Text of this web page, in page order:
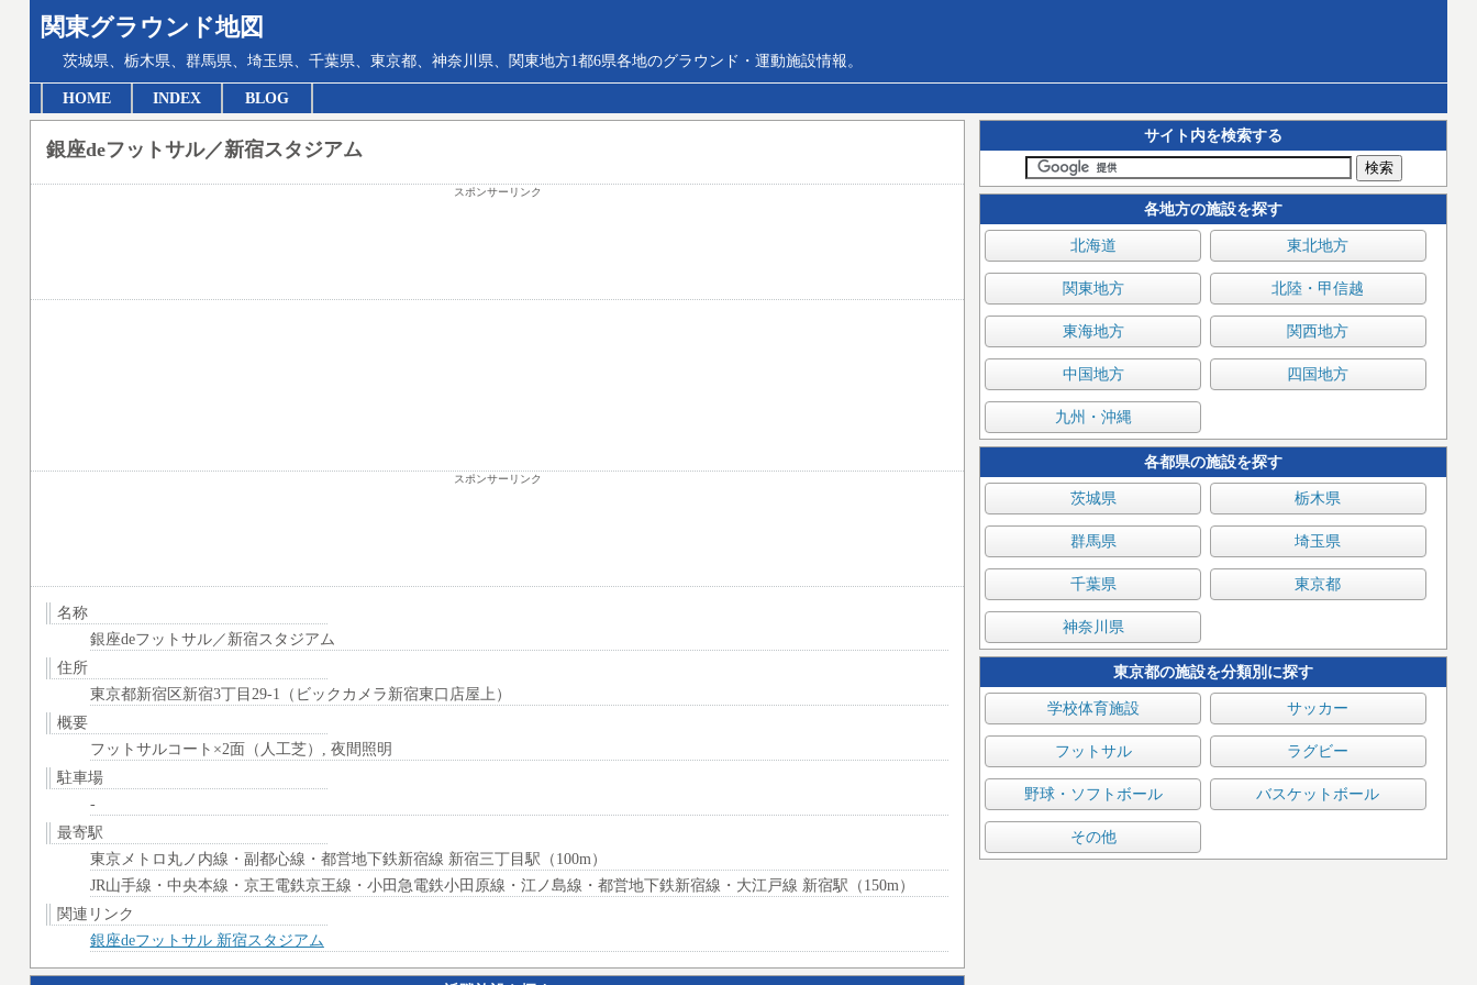
関東グラウンド地図
茨城県、栃木県、群馬県、埼玉県、千葉県、東京都、神奈川県、関東地方1都6県各地のグラウンド・運動施設情報。
HOME INDEX BLOG
サイト内を検索する
各地方の施設を探す
北海道 東北地方
関東地方 北陸・甲信越
東海地方 関西地方
中国地方 四国地方
九州・沖縄
各都県の施設を探す
茨城県 栃木県
群馬県 埼玉県
千葉県 東京都
神奈川県
東京都の施設を分類別に探す
学校体育施設 サッカー
フットサル ラグビー
野球・ソフトボール バスケットボール
その他
銀座deフットサル／新宿スタジアム
スポンサーリンク
スポンサーリンク
名称
銀座deフットサル／新宿スタジアム
住所
東京都新宿区新宿3丁目29-1（ビックカメラ新宿東口店屋上）
概要
フットサルコート×2面（人工芝）, 夜間照明
駐車場
-
最寄駅
東京メトロ丸ノ内線・副都心線・都営地下鉄新宿線 新宿三丁目駅（100m）
JR山手線・中央本線・京王電鉄京王線・小田急電鉄小田原線・江ノ島線・都営地下鉄新宿線・大江戸線 新宿駅（150m）
関連リンク
銀座deフットサル 新宿スタジアム